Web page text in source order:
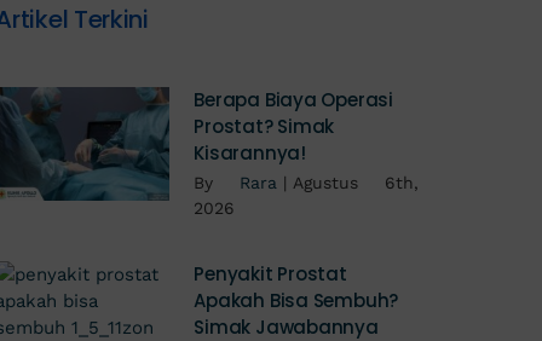
Terkini
Berapa Biaya Operasi
Prostat? Simak
Kisarannya!
By Rara | Agustus 6th,
2026
Penyakit Prostat
Apakah Bisa Sembuh?
Simak Jawabannya